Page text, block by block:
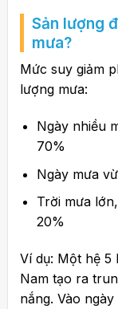
Sản lượng
mưa?
Mức suy giảm
lượng mưa:
Ngày nhiều
70%
Ngày mưa
Trời mưa
20%
Ví dụ: Một hệ 5
Nam tạo ra
nắng. Vào